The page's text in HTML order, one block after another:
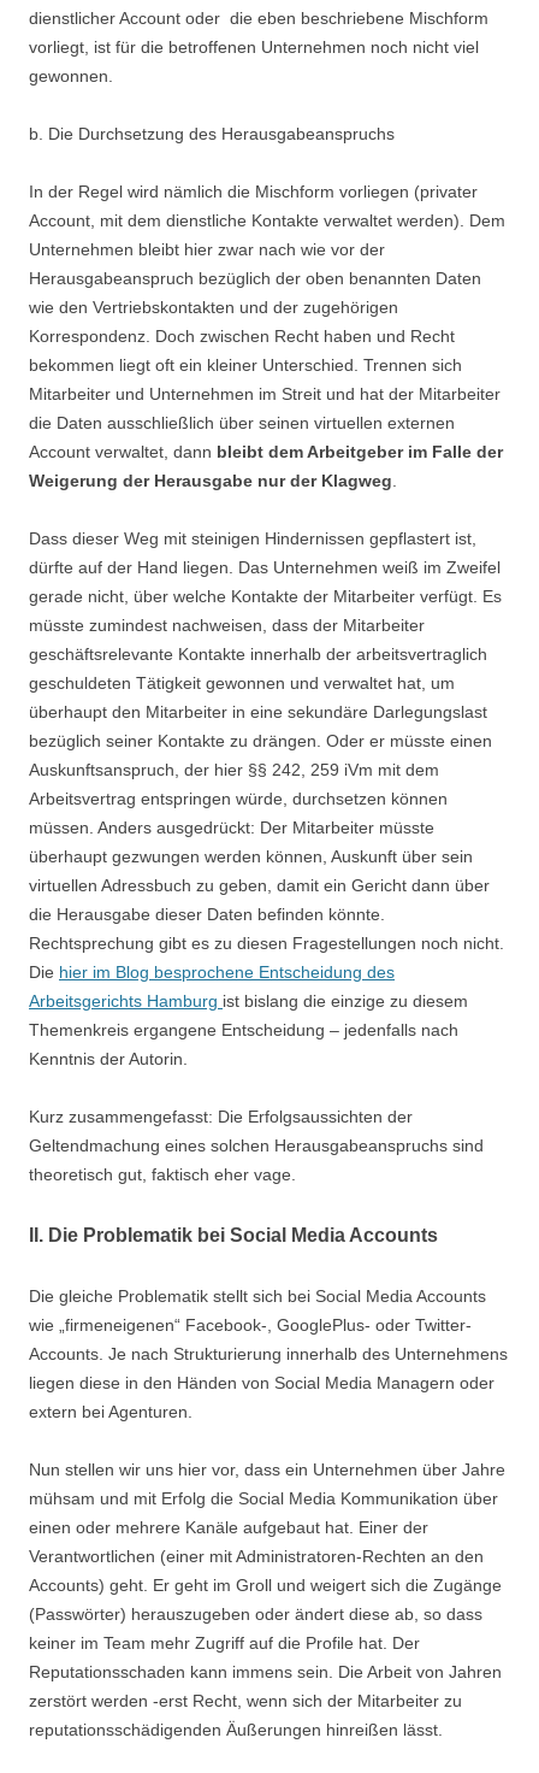
dienstlicher Account oder die eben beschriebene Mischform
vorliegt, ist für die betroffenen Unternehmen noch nicht viel
gewonnen.
b. Die Durchsetzung des Herausgabeanspruchs
In der Regel wird nämlich die Mischform vorliegen (privater
Account, mit dem dienstliche Kontakte verwaltet werden). Dem
Unternehmen bleibt hier zwar nach wie vor der
Herausgabeanspruch bezüglich der oben benannten Daten
wie den Vertriebskontakten und der zugehörigen
Korrespondenz. Doch zwischen Recht haben und Recht
bekommen liegt oft ein kleiner Unterschied. Trennen sich
Mitarbeiter und Unternehmen im Streit und hat der Mitarbeiter
die Daten ausschließlich über seinen virtuellen externen
Account verwaltet, dann bleibt dem Arbeitgeber im Falle der
Weigerung der Herausgabe nur der Klagweg
Dass dieser Weg mit steinigen Hindernissen gepflastert ist,
dürfte auf der Hand liegen. Das Unternehmen weiß im Zweifel
gerade nicht, über welche Kontakte der Mitarbeiter verfügt. Es
müsste zumindest nachweisen, dass der Mitarbeiter
geschäftsrelevante Kontakte innerhalb der arbeitsvertraglich
geschuldeten Tätigkeit gewonnen und verwaltet hat, um
überhaupt den Mitarbeiter in eine sekundäre Darlegungslast
bezüglich seiner Kontakte zu drängen. Oder er müsste einen
Auskunftsanspruch, der hier §§ 242, 259 iVm mit dem
Arbeitsvertrag entspringen würde, durchsetzen können
müssen. Anders ausgedrückt: Der Mitarbeiter müsste
überhaupt gezwungen werden können, Auskunft über sein
virtuellen Adressbuch zu geben, damit ein Gericht dann über
die Herausgabe dieser Daten befinden könnte.
Rechtsprechung gibt es zu diesen Fragestellungen noch nicht.
Die hier im Blog besprochene Entscheidung des
Arbeitsgerichts Hamburg ist bislang die einzige zu diesem
Themenkreis ergangene Entscheidung – jedenfalls nach
Kenntnis der Autorin.
Kurz zusammengefasst: Die Erfolgsaussichten der
Geltendmachung eines solchen Herausgabeanspruchs sind
theoretisch gut, faktisch eher vage.
II. Die Problematik bei Social Media Accounts
Die gleiche Problematik stellt sich bei Social Media Accounts
wie „firmeneigenen“ Facebook-, GooglePlus- oder Twitter-
Accounts. Je nach Strukturierung innerhalb des Unternehmens
liegen diese in den Händen von Social Media Managern oder
extern bei Agenturen.
Nun stellen wir uns hier vor, dass ein Unternehmen über Jahre
mühsam und mit Erfolg die Social Media Kommunikation über
einen oder mehrere Kanäle aufgebaut hat. Einer der
Verantwortlichen (einer mit Administratoren-Rechten an den
Accounts) geht. Er geht im Groll und weigert sich die Zugänge
(Passwörter) herauszugeben oder ändert diese ab, so dass
keiner im Team mehr Zugriff auf die Profile hat. Der
Reputationsschaden kann immens sein. Die Arbeit von Jahren
zerstört werden -erst Recht, wenn sich der Mitarbeiter zu
reputationsschädigenden Äußerungen hinreißen lässt.